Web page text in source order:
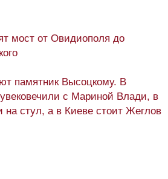
мост от Овидиополя до
памятник Высоцкому. В
с Мариной Влади, в
на стул, а в Киеве стоит Жеглов